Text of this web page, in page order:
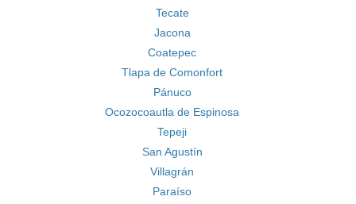
Tecate
Jacona
Coatepec
Tlapa de Comonfort
Pánuco
Ocozocoautla de Espinosa
Tepeji
San Agustín
Villagrán
Paraíso